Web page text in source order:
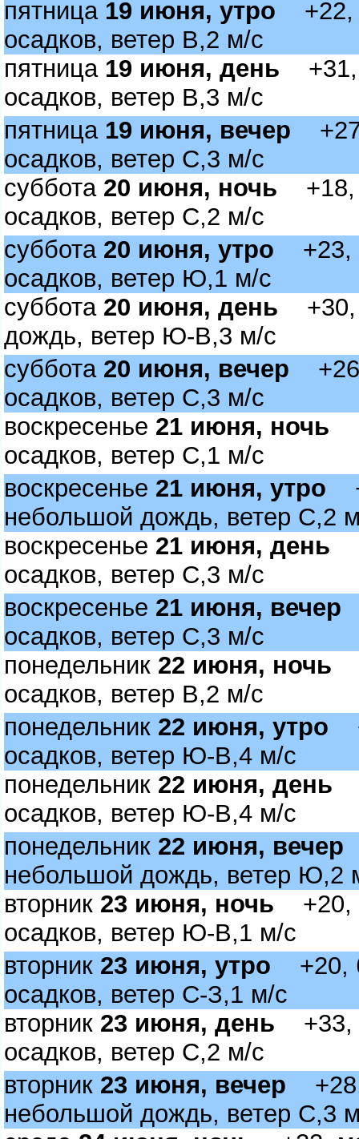
пятница 19 июня, утро +22,
осадков, ветер В,2 м/с
пятница 19 июня, день +31,
осадков, ветер В,3 м/с
пятница 19 июня, вечер
осадков, ветер С,3 м/с
суббота 20 июня, ночь +18,
осадков, ветер С,2 м/с
суббота 20 июня, утро +23,
осадков, ветер Ю,1 м/с
суббота 20 июня, день +30,
дождь, ветер Ю-В,3 м/с
суббота 20 июня, вечер
осадков, ветер С,3 м/с
оскресенье 21 июня, ночь
осадков, ветер С,1 м/с
оскресенье 21 июня, утро
небольшой дождь, ветер С,2
оскресенье 21 июня, день
осадков, ветер С,3 м/с
оскресенье 21 июня, вечер
осадков, ветер С,3 м/с
понедельник 22 июня, ночь
осадков, ветер В,2 м/с
понедельник 22 июня, утро
осадков, ветер Ю-В,4 м/с
понедельник 22 июня, день
осадков, ветер Ю-В,4 м/с
понедельник 22 июня, вечер
небольшой дождь, ветер Ю,2
торник 23 июня, ночь +20,
осадков, ветер Ю-В,1 м/с
торник 23 июня, утро +20,
осадков, ветер С-З,1 м/с
торник 23 июня, день +33,
осадков, ветер С,2 м/с
торник 23 июня, вечер
небольшой дождь, ветер С,3